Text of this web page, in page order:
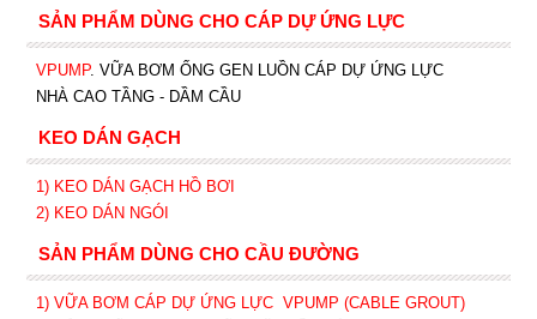
SẢN PHẨM DÙNG CHO CÁP DỰ ỨNG LỰC
VPUMP. VỮA BƠM ỐNG GEN LUỒN CÁP DỰ ỨNG LỰC
NHÀ CAO TẦNG - DẦM CẦU
KEO DÁN GẠCH
1) KEO DÁN GẠCH HỒ BƠI
2) KEO DÁN NGÓI
SẢN PHẨM DÙNG CHO CẦU ĐƯỜNG
1) VỮA BƠM CÁP DỰ ỨNG LỰC VPUMP (CABLE GROUT)